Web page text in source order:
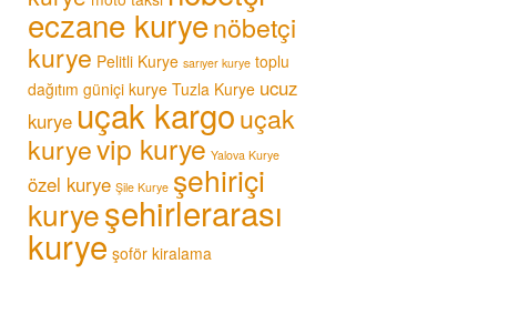
eczane kuryenöbetçi
kurye Pelitli Kurye sarıyer kurye toplu
dağıtım güniçi kurye Tuzla Kurye ucuz
kurye uçak kargouçak
kuryevip kurye Yalova Kurye
özel kurye Şile Kurye şehiriçi
kuryeşehirlerarası
kurye şoför kiralama